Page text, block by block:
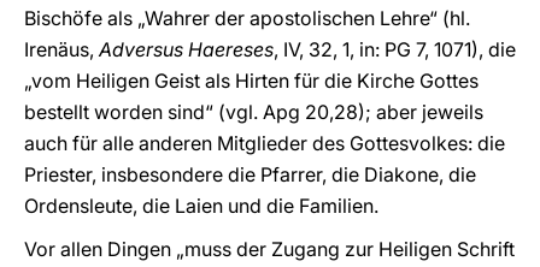
Bischöfe als „Wahrer der apostolischen Lehre“ (hl.
Irenäus,Adversus Haereses, IV, 32, 1, in: PG 7, 1071), die
„vom Heiligen Geist als Hirten für die Kirche Gottes
bestellt worden sind“ (vgl. Apg 20,28); aber jeweils
auch für alle anderen Mitglieder des Gottesvolkes: die
Priester, insbesondere die Pfarrer, die Diakone, die
Ordensleute, die Laien und die Familien.
Vor allen Dingen „muss der Zugang zur Heiligen Schrift